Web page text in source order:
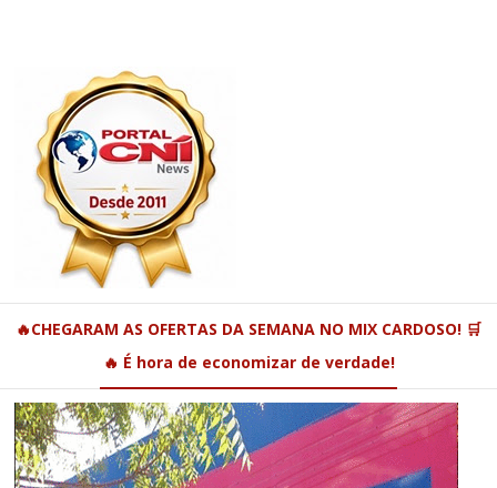
🔥CHEGARAM AS OFERTAS DA SEMANA NO MIX CARDOSO! 🛒
🔥 É hora de economizar de verdade!